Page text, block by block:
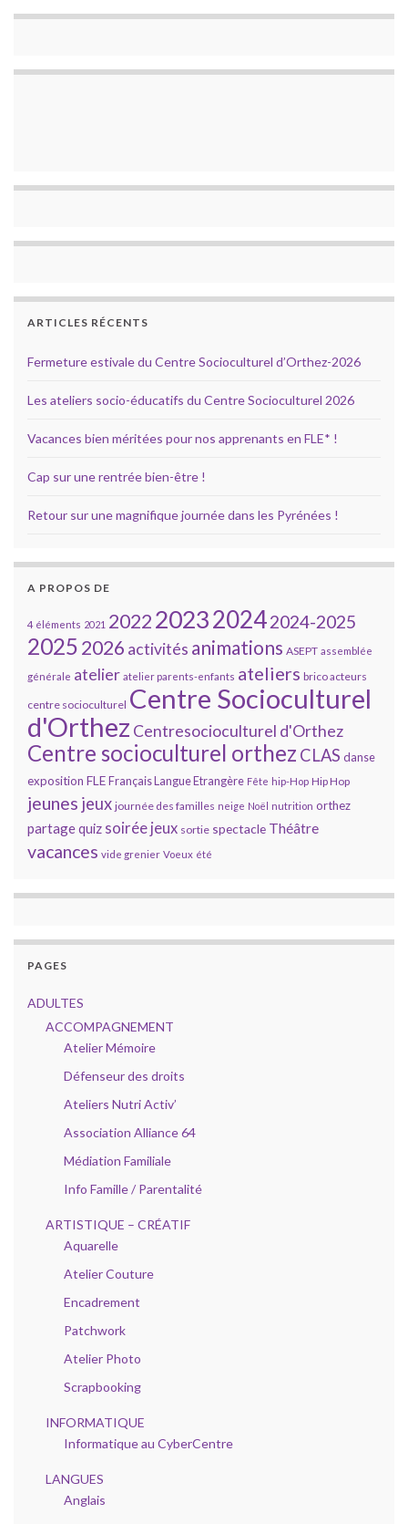
ARTICLES RÉCENTS
Fermeture estivale du Centre Socioculturel d’Orthez-2026
Les ateliers socio-éducatifs du Centre Socioculturel 2026
Vacances bien méritées pour nos apprenants en FLE* !
Cap sur une rentrée bien-être !
Retour sur une magnifique journée dans les Pyrénées !
A PROPOS DE
4 éléments 2021 2022202320242024-2025
20252026 activités animations ASEPT assemblée
générale atelier atelier parents-enfants ateliers brico acteurs
centre socioculturel Centre Socioculturel
d'Orthez Centresocioculturel d'Orthez
Centre socioculturel orthez CLAS danse
exposition FLE Français Langue Etrangère Fête hip-Hop Hip Hop
jeunes jeux journée des familles neige Noël nutrition orthez
partagequiz soirée jeux sortie spectacle Théâtre
vacances vide grenier Voeux été
PAGES
ADULTES
ACCOMPAGNEMENT
Atelier Mémoire
Défenseur des droits
Ateliers Nutri Activ’
Association Alliance 64
Médiation Familiale
Info Famille / Parentalité
ARTISTIQUE – CRÉATIF
Aquarelle
Atelier Couture
Encadrement
Patchwork
Atelier Photo
Scrapbooking
INFORMATIQUE
Informatique au CyberCentre
LANGUES
Anglais